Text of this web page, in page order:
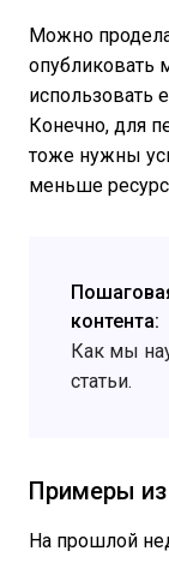
Можно
опубликовать
использовать
Конечно, для
тоже нужны
меньше
контента:
Как мы
статьи.
Примеры из
На прошлой